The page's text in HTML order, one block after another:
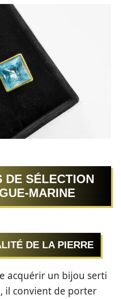
DE SÉLECTION
MARINE
DE LA PIERRE
acquérir un bijou serti
, il convient de porter